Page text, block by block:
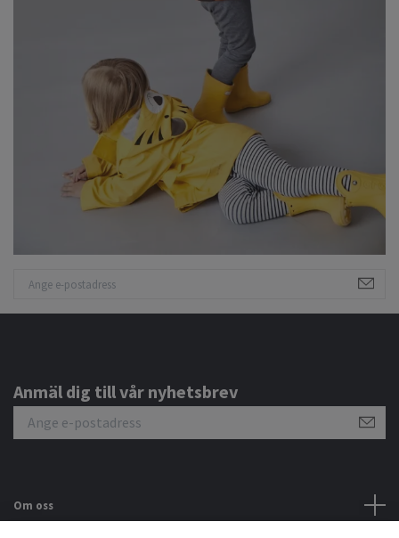
Anmäl dig till vår nyhetsbrev
Om oss